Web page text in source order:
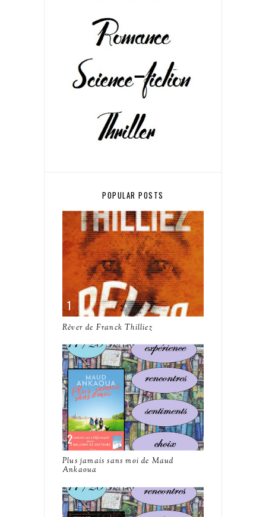
POPULAR POSTS
Rêver de Franck Thilliez
Plus jamais sans moi de Maud
Ankaoua